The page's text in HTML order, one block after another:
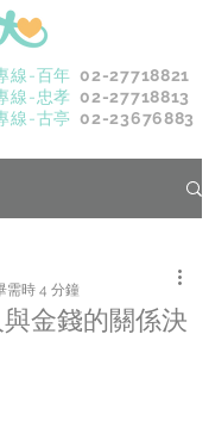
線-百年 02-27718821
線-忠孝
02-27718813
線-古亭
02-23676883
金錢的關係決
需時 4 分鐘